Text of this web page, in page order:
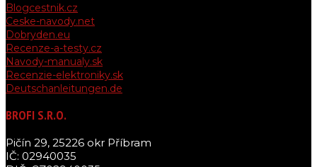
Blogcestnik.cz
Ceske-navody.net
Dobryden.eu
Recenze-a-testy.cz
Navody-manualy.sk
Recenzie-elektroniky.sk
Deutschanleitungen.de
BROFI S.R.O.
Pičín 29, 25226 okr Příbram
IČ: 02940035